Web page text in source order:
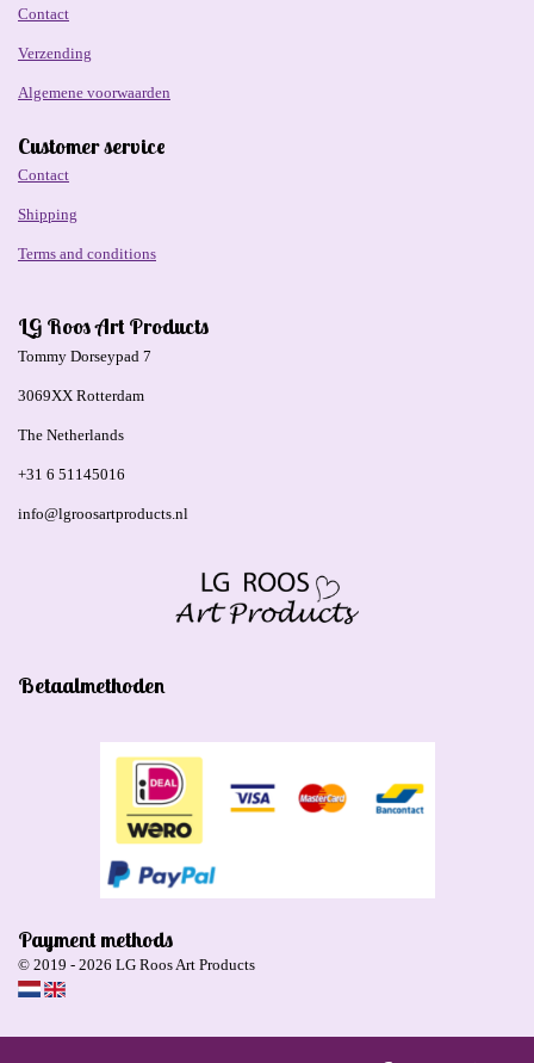
Contact
Verzending
Algemene voorwaarden
Customer service
Contact
Shipping
Terms and conditions
LG Roos Art Products
Tommy Dorseypad 7
3069XX Rotterdam
The Netherlands
+31 6 51145016
info@lgroosartproducts.nl
Betaalmethoden
Payment methods
© 2019 - 2026 LG Roos Art Products